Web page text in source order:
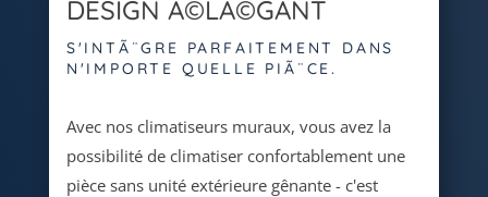
DESIGN Ã©LÃ©GANT
S'INTÃ¨GRE PARFAITEMENT DANS
N'IMPORTE QUELLE PIÃ¨CE.
Avec nos climatiseurs muraux, vous avez la
possibilité de climatiser confortablement une
pièce sans unité extérieure gênante - c'est